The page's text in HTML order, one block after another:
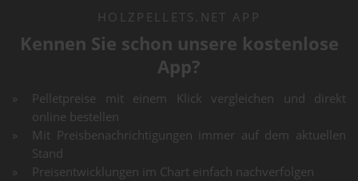
HOLZPELLETS.NET APP
Kennen Sie schon unsere kostenlose
App?
Pelletpreise mit einem Klick vergleichen und direkt
online bestellen
Mit Preisbenachrichtigungen immer auf dem aktuellen
Stand
Preisentwicklungen im Chart einfach nachverfolgen